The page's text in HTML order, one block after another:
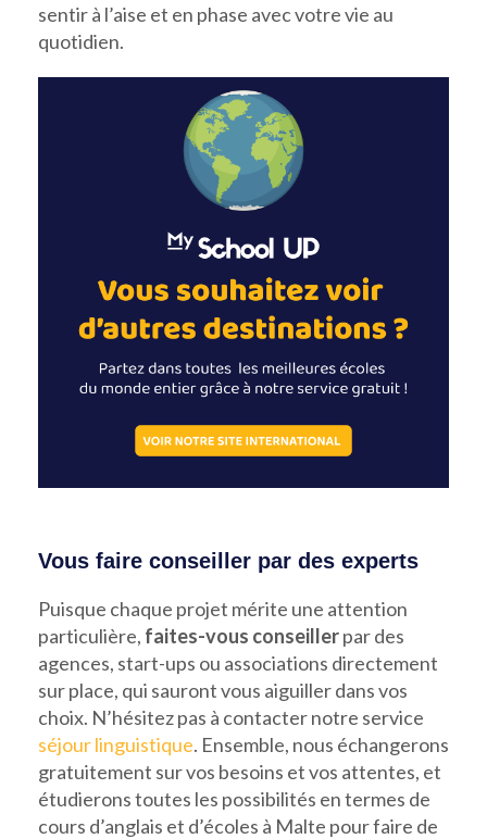
sentir à l’aise et en phase avec votre vie au
quotidien.
Vous faire conseiller par des experts
Puisque chaque projet mérite une attention
particulière, faites-vous conseillerpar des
agences, start-ups ou associations directement
sur place, qui sauront vous aiguiller dans vos
choix. N’hésitez pas à contacter notre service
séjour linguistique. Ensemble, nous échangerons
gratuitement sur vos besoins et vos attentes, et
étudierons toutes les possibilités en termes de
cours d’anglais et d’écoles à Malte pour faire de